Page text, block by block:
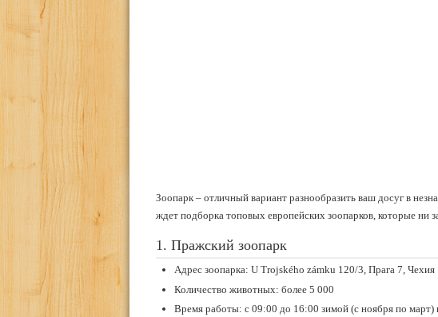
Зоопарк – отличный вариант разнообразить ваш досуг в
ждет подборка топовых европейских зоопарков, которые ни
1. Пражский зоопарк
Адрес зоопарка: U Trojského zámku 120/3, Прага 7, Чехия
Количество животных: более 5 000
Время работы: с 09:00 до 16:00 зимой (с ноября по март)